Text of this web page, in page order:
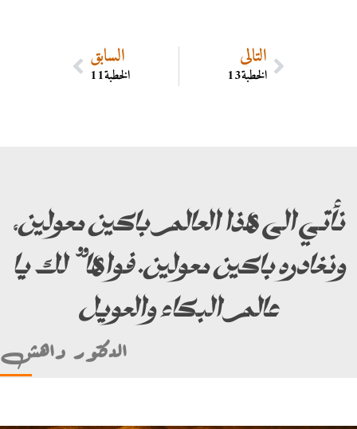
السابق
الخطبة11
التالي
الخطبة13
نأتي الى هذا العالم باكين معولين،
ونغادره باكين معولين. فواها” لك يا
عالم البكاء والعويل
الدكتور داهش